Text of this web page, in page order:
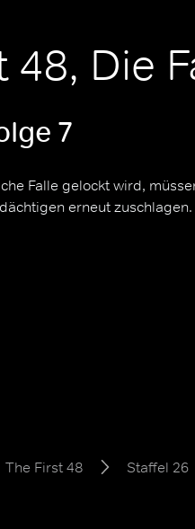
48, Die
7
Falle gelockt wird,
erneut zuschlagen.
The First 48 Staffel 26